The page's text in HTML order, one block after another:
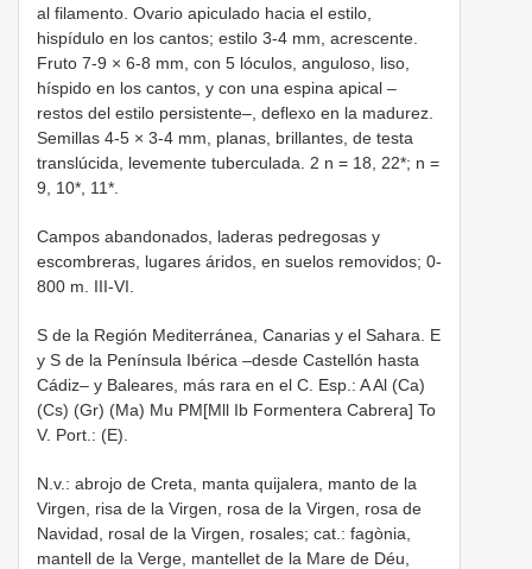
al filamento. Ovario apiculado hacia el estilo,
hispídulo en los cantos; estilo 3-4 mm, acrescente.
Fruto 7-9 × 6-8 mm, con 5 lóculos, anguloso, liso,
híspido en los cantos, y con una espina apical –
restos del estilo persistente–, deflexo en la madurez.
Semillas 4-5 × 3-4 mm, planas, brillantes, de testa
translúcida, levemente tuberculada. 2 n = 18, 22*; n =
9, 10*, 11*.
Campos abandonados, laderas pedregosas y
escombreras, lugares áridos, en suelos removidos; 0-
800 m. III-VI.
S de la Región Mediterránea, Canarias y el Sahara. E
y S de la Península Ibérica –desde Castellón hasta
Cádiz– y Baleares, más rara en el C. Esp.: A Al (Ca)
(Cs) (Gr) (Ma) Mu PM[Mll Ib Formentera Cabrera] To
V. Port.: (E).
N.v.: abrojo de Creta, manta quijalera, manto de la
Virgen, risa de la Virgen, rosa de la Virgen, rosa de
Navidad, rosal de la Virgen, rosales; cat.: fagònia,
mantell de la Verge, mantellet de la Mare de Déu,